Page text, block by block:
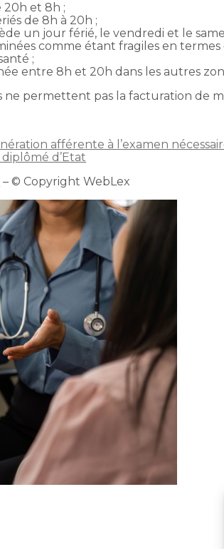
20h et 8h ;
de 8h à 20h ;
un jour férié, le vendredi et le
comme étant fragiles en
;
entre 8h et 20h dans les autres
ne permettent pas la facturation de
afférente à l’examen
d’Etat
– © Copyright WebLex